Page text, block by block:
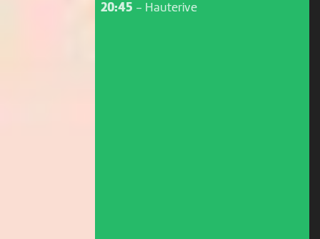
20:45 - Hauterive